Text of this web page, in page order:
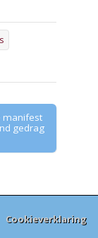
manifest
gedrag
Cookieverklaring